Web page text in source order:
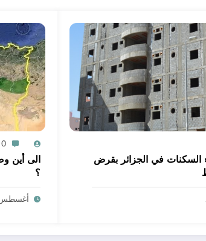
كل شيء عن شراء السكنات في الجزائر بقرض
0
الى
؟
أغسطس 5,